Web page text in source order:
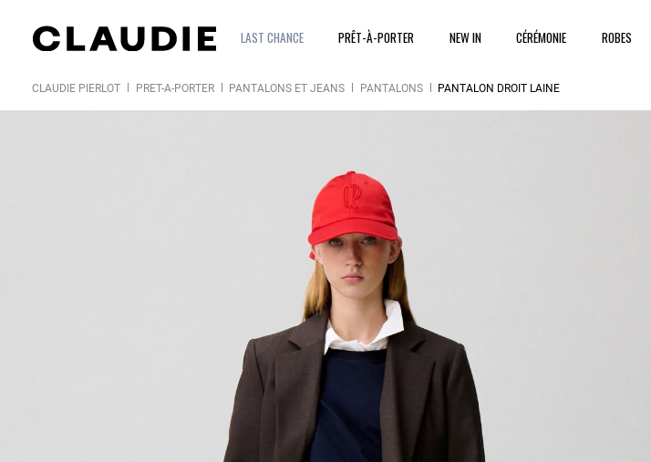
LAST CHANCE PRÊT-À-PORTER NEW IN CÉRÉMONIE ROBES
CLAUDIE PIERLOT PRÊT-À-PORTER PANTALONS ET JEANS PANTALONS PANTALON DROIT LAINE